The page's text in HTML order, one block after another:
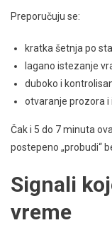
Preporučuju se:
kratka šetnja po
lagano istezanje
duboko i
otvaranje prozora
Čak i 5 do 7 minuta
postepeno „probudi“
Signali
vreme